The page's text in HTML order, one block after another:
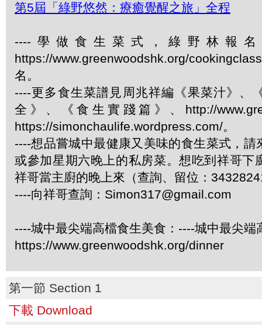
第5屆「綠野悠然：療癒覺醒之旅」全程
----學做食生菜式，綠野林報
https://www.greenwoodshk.org/
名。
----更多食生菜譜見周兆祥編《果菜汁》、
全》、《食生實踐篇》、http://
https://simonchaulife.wordpress.com/。
----想品嘗城中最健康又美味的食生菜式，請
或參加星期六晚上的私房菜。想吃到祥哥下
祥哥當主廚的晚上來（查詢、留位：
----向祥哥查詢： Simon317@gmail.com
----城中最尖端高檔食生美食：----城中最尖端
https://www.greenwoodshk.org/dinner
第一節 Section 1
下載 Download